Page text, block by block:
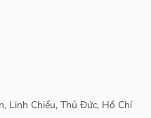
Linh Chiểu, Thủ Đức, Hồ Chí